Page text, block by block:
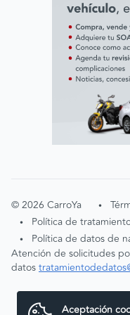
©2026 CarroYa •
• Política de
•
Política de datos de
Atención de solicitudes
datos
Aceptación